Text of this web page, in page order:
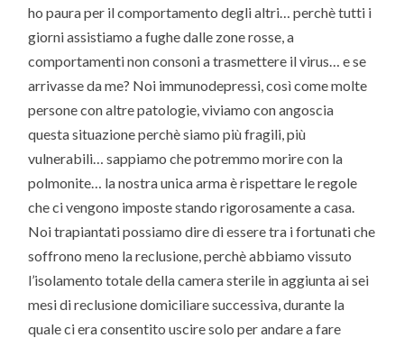
ho paura per il comportamento degli altri… perchè tutti i
giorni assistiamo a fughe dalle zone rosse, a
comportamenti non consoni a trasmettere il virus… e se
arrivasse da me? Noi immunodepressi, così come molte
persone con altre patologie, viviamo con angoscia
questa situazione perchè siamo più fragili, più
vulnerabili… sappiamo che potremmo morire con la
polmonite… la nostra unica arma è rispettare le regole
che ci vengono imposte stando rigorosamente a casa.
Noi trapiantati possiamo dire di essere tra i fortunati che
soffrono meno la reclusione, perchè abbiamo vissuto
l’isolamento totale della camera sterile in aggiunta ai sei
mesi di reclusione domiciliare successiva, durante la
quale ci era consentito uscire solo per andare a fare